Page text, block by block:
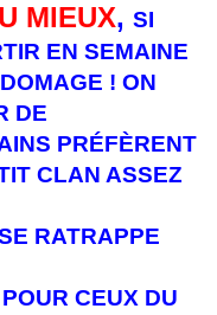
MIEUX, SI
EN SEMAINE
DOMAGE ! ON
DE
PRÉFÈRENT
CLAN ASSEZ
RATRAPPE
CEUX DU